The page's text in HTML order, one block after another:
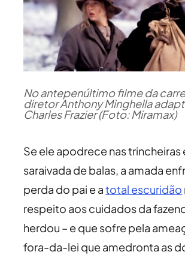
No antepenúltimo filme da
diretor Anthony Minghella
Charles Frazier (Foto: Miramax)
Se ele apodrece nas trincheiras
saraivada de balas, a amada
perda do pai e atotal escuridão
respeito aos cuidados da
herdou – e que sofre pela
fora-da-lei que amedronta as